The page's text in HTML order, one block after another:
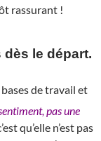
rassurant !
le départ.
de travail et
pas une
qu’elle n’est pas